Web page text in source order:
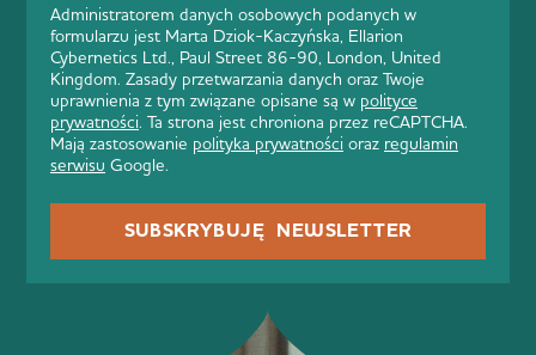
Administratorem danych osobowych podanych w
formularzu jest Marta Dziok-Kaczyńska, Ellarion
Cybernetics Ltd., Paul Street 86-90, London, United
Kingdom. Zasady przetwarzania danych oraz Twoje
uprawnienia z tym związane opisane są w polityce
prywatności. Ta strona jest chroniona przez reCAPTCHA.
Mają zastosowanie polityka prywatności oraz regulamin
serwisu Google.
SUBSKRYBUJĘ NEWSLETTER